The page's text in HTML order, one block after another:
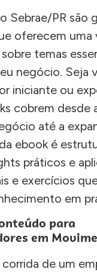
Sebrae/PR são
oferecem uma
temas
negócio. Seja
iniciante ou
cobrem desde
até a
ebook é
práticos e
e exercícios
em
para
em
de um